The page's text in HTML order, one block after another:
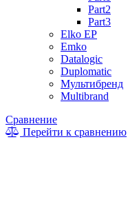
Part2
Part3
Elko EP
Emko
Datalogic
Duplomatic
Мультибренд
Multibrand
Сравнение
Перейти к сравнению
* Информация на сайте
производителем в